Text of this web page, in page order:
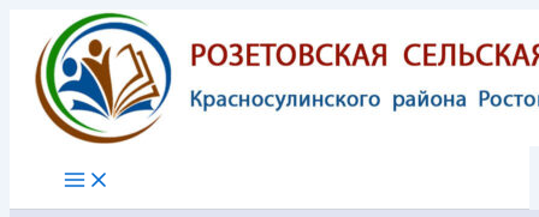
Перейти
содержимому